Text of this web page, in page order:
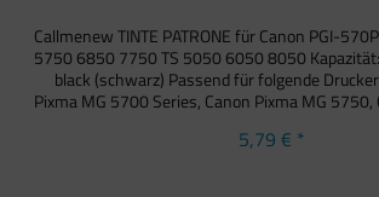
Callmenew TINTE PATRONE für Canon PGI-
5750 6850 7750 TS 5050 6050 8050
black (schwarz) Passend für folgende
Pixma MG 5700 Series, Canon Pixma MG 5750,
5,79 € *